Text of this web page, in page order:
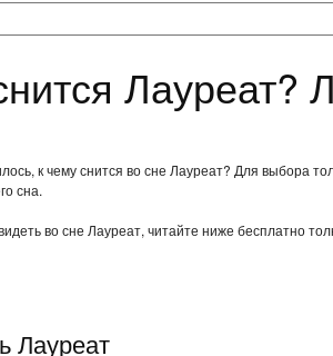
Лауреат?
к чему снится во сне Лауреат? Для выбора
сна.
во сне Лауреат, читайте ниже бесплатно
Лауреат